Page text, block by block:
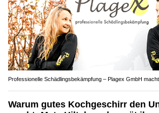
Professionelle Schädlingsbekämpfung – Plagex GmbH
Warum gutes Kochgeschirr den